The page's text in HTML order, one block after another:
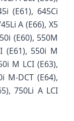
(E61), 645Ci
A (E66), X5
(E60), 550M
(E61), 550i M
M LCI (E63),
M-DCT (E64),
750Li A LCI